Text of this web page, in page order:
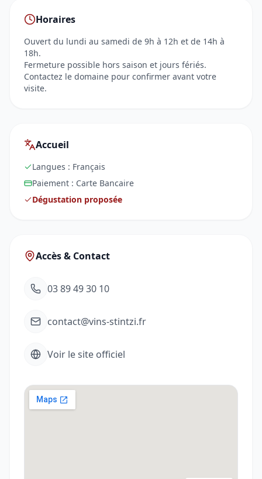
Horaires
Ouvert du lundi au samedi de 9h à 12h et de 14h à
18h.
Fermeture possible hors saison et jours fériés.
Contactez le domaine pour confirmer avant votre
visite.
Accueil
Langues : Français
Paiement : Carte Bancaire
Dégustation proposée
Accès & Contact
03 89 49 30 10
contact@vins-stintzi.fr
Voir le site officiel